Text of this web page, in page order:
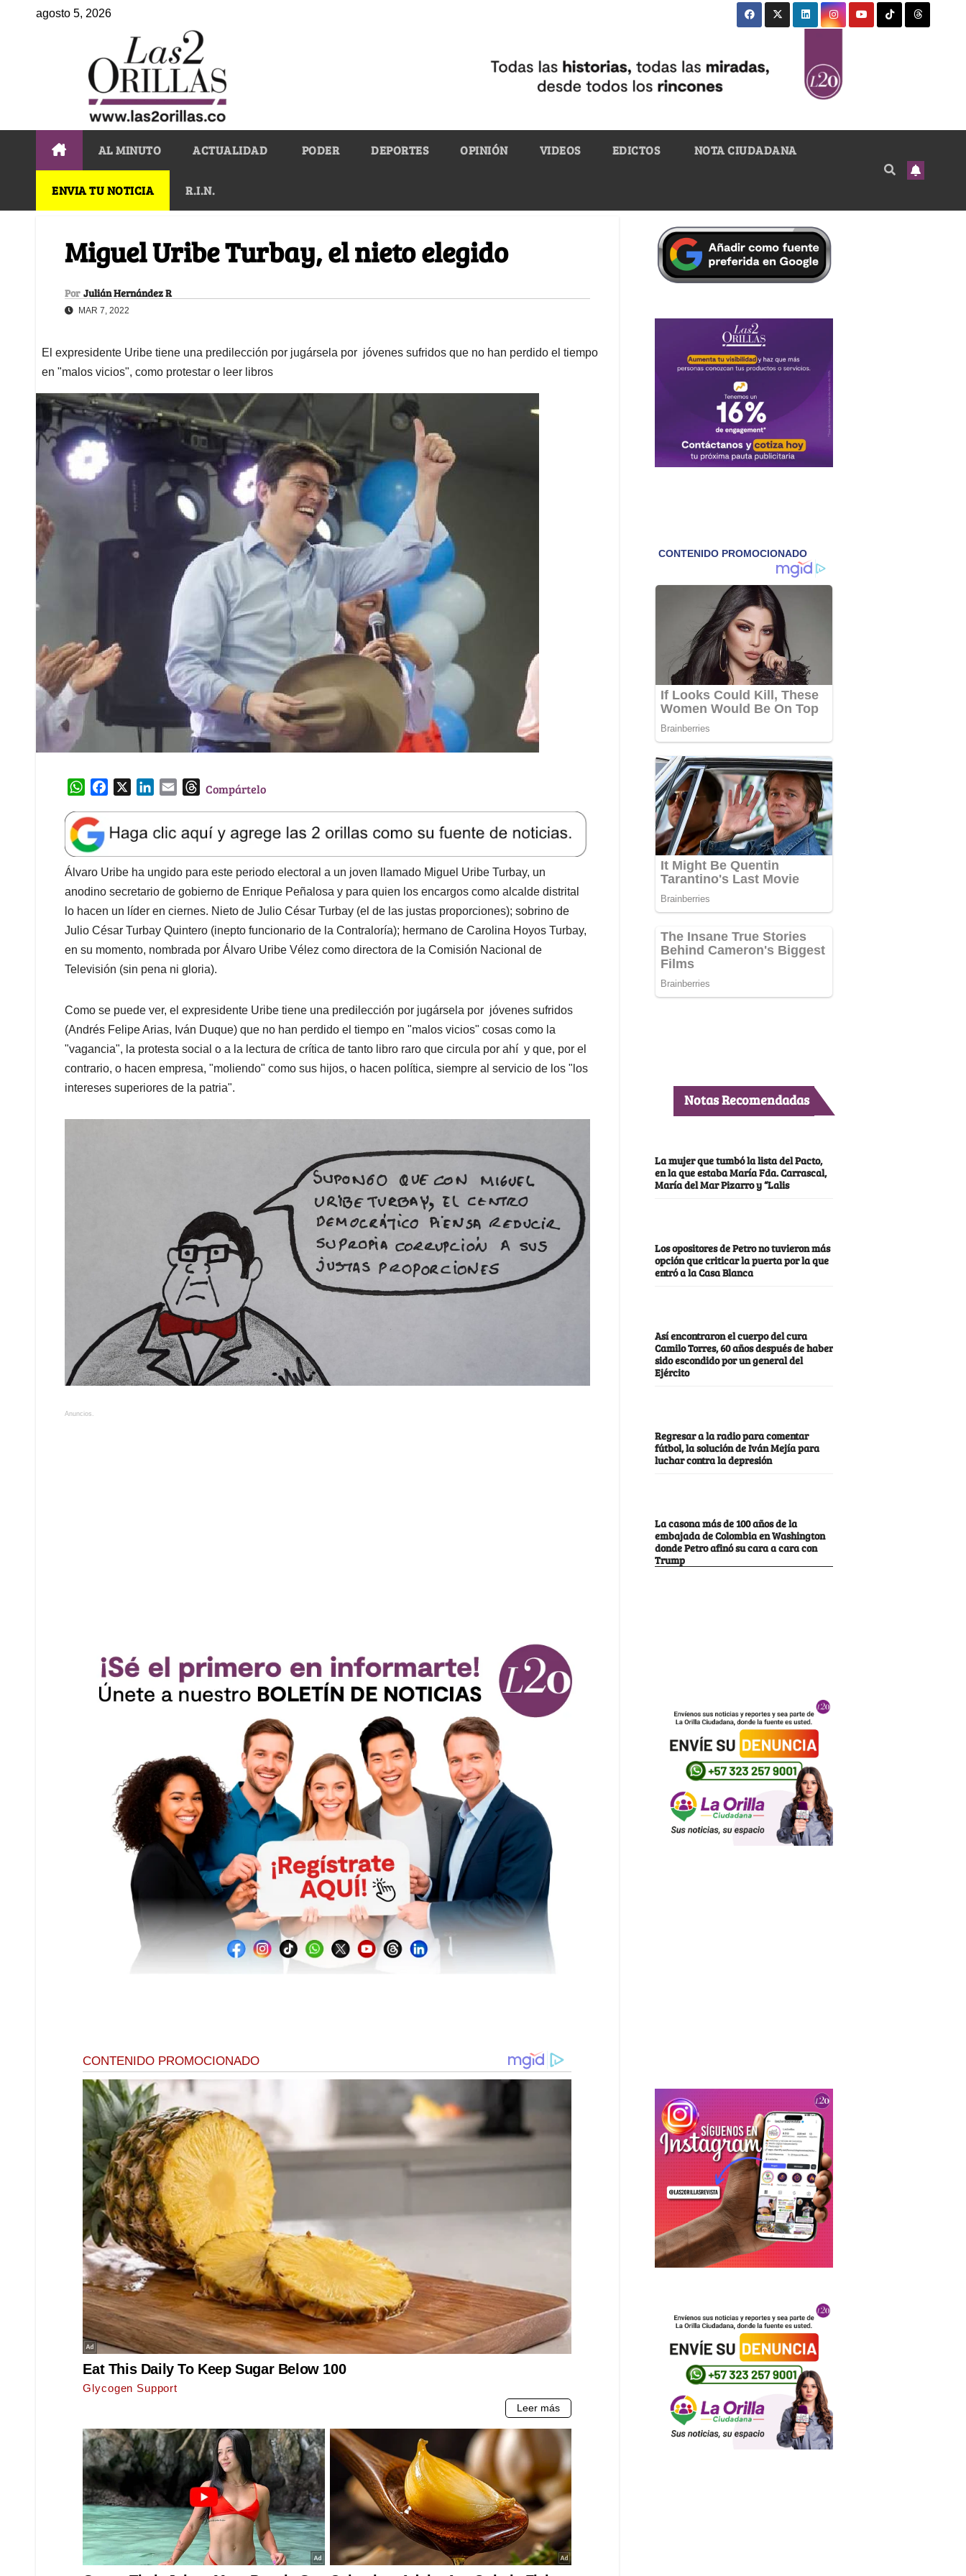
agosto 5, 2026
AL MINUTO ACTUALIDAD PODER DEPORTES OPINIÓN VIDEOS EDICTOS NOTA CIUDADANA
ENVIA TU NOTICIA R.I.N.
Miguel Uribe Turbay, el nieto elegido
Por Julián Hernández R
MAR 7, 2022
El expresidente Uribe tiene una predilección por jugársela por jóvenes sufridos que no han perdido el tiempo
en "malos vicios", como protestar o leer libros
W
a
t
s
A
p
p
e
b
o
o
k
k
e
d
I
n
l
T
e
a
d
s
Compártelo
Álvaro Uribe ha ungido para este periodo electoral a un joven llamado Miguel Uribe Turbay, un
anodino secretario de gobierno de Enrique Peñalosa y para quien los encargos como alcalde distrital
lo hacen un líder en ciernes. Nieto de Julio César Turbay (el de las justas proporciones); sobrino de
Julio César Turbay Quintero (inepto funcionario de la Contraloría); hermano de Carolina Hoyos Turbay,
en su momento, nombrada por Álvaro Uribe Vélez como directora de la Comisión Nacional de
Televisión (sin pena ni gloria).
Como se puede ver, el expresidente Uribe tiene una predilección por jugársela por jóvenes sufridos
(Andrés Felipe Arias, Iván Duque) que no han perdido el tiempo en "malos vicios" cosas como la
"vagancia", la protesta social o a la lectura de crítica de tanto libro raro que circula por ahí y que, por el
contrario, o hacen empresa, "moliendo" como sus hijos, o hacen política, siempre al servicio de los "los
intereses superiores de la patria".
Anuncios.
Notas Recomendadas
La mujer que tumbó la lista del Pacto,
en la que estaba María Fda. Carrascal,
María del Mar Pizarro y “Lalis
Los opositores de Petro no tuvieron más
opción que criticar la puerta por la que
entró a la Casa Blanca
Así encontraron el cuerpo del cura
Camilo Torres, 60 años después de haber
sido escondido por un general del
Ejército
Regresar a la radio para comentar
fútbol, la solución de Iván Mejía para
luchar contra la depresión
La casona más de 100 años de la
embajada de Colombia en Washington
donde Petro afinó su cara a cara con
Trump